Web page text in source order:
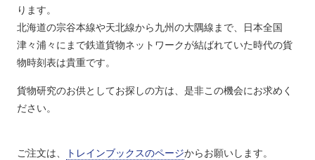
ります。
北海道の宗谷本線や天北線から九州の大隅線まで、日本全国
津々浦々にまで鉄道貨物ネットワークが結ばれていた時代の貨
物時刻表は貴重です。
貨物研究のお供としてお探しの方は、是非この機会にお求めく
ださい。
ご注文は、 トレインブックスのページからお願いします。